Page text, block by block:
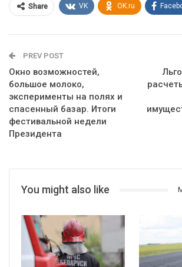
Share VK OK.ru
PREV POST
Окно возможностей,
большое молоко,
эксперименты на полях и
спасенный базар. Итоги
фестивальной недели
Президента
You might also like